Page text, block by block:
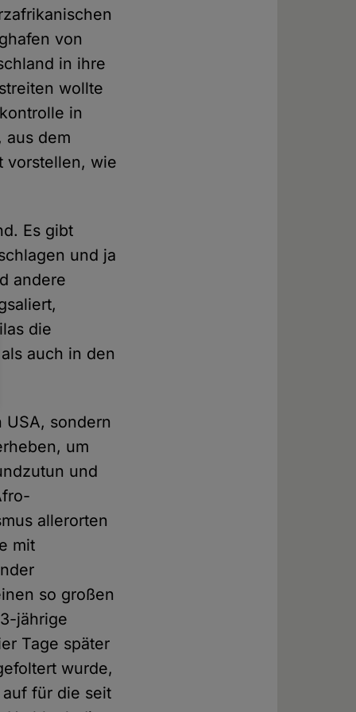
von
in ihre
wollte
in
aus dem
vorstellen, wie
Es gibt
und ja
andere
die
auch in den
sondern
um
und
allerorten
mit
so großen
jährige
Tage später
wurde,
für die seit